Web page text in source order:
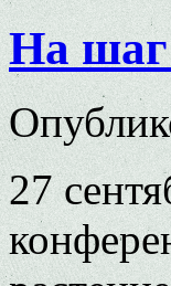
На шаг
27